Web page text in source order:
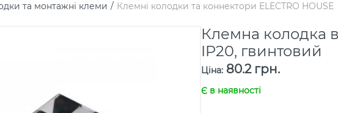
та монтажні клеми Клемні колодки та коннектори ELECTRO HOUSE
Клемна колодка
IP20, гвинтовий
Ціна: 80.2 грн.
Є в наявності